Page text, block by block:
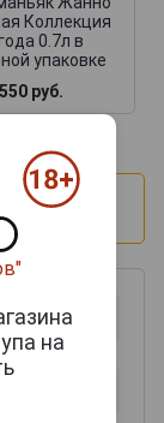
Коллекция
0.7л в
упаковке
руб.
на